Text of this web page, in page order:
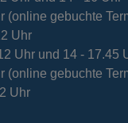
(online gebuchte
Uhr
Uhr und 14 - 17.45
(online gebuchte
Uhr